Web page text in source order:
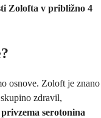
Zolofta v približno 4
osnove. Zoloft je znano
zdravil,
serotonina